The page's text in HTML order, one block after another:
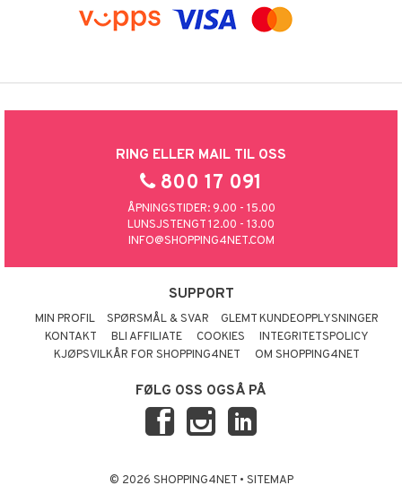
RING ELLER MAIL TIL OSS
800 17 091
ÅPNINGSTIDER: 9.00 - 15.00
LUNSJSTENGT 12.00 - 13.00
INFO@SHOPPING4NET.COM
SUPPORT
MIN PROFIL SPØRSMÅL & SVAR
GLEMT KUNDEOPPLYSNINGER
KONTAKT
BLI AFFILIATE COOKIES
INTEGRITETSPOLICY
KJØPSVILKÅR FOR SHOPPING4NET
OM SHOPPING4NET
FØLG OSS OGSÅ PÅ
© 2026 SHOPPING4NET • SITEMAP